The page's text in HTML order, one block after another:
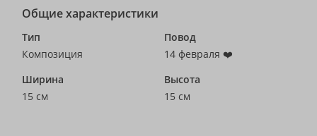
Общие характеристики
Тип
Композиция
Повод
14 февраля ❤️
Ширина
15 см
Высота
15 см